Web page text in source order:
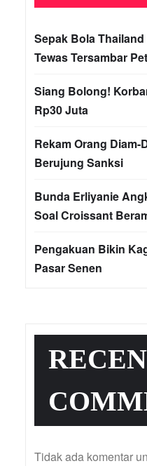
Sepak Bola
Tewas Tersambar
Siang Bolong!
Rp30 Juta
Rekam Orang Diam-
Berujung Sanksi
Bunda Erliyanie
Soal Croissant
Pengakuan Bikin
Pasar Senen
Tidak ada komentar